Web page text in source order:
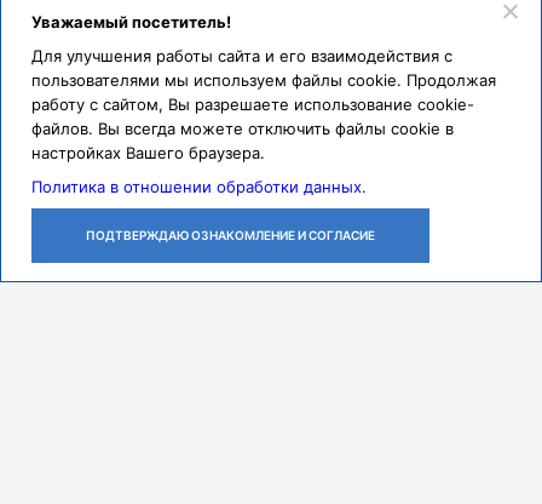
КАБИНЕТ
ЗАЯВКУ
Уважаемый посетитель!
Для улучшения работы сайта и его взаимодействия с
пользователями мы используем файлы cookie. Продолжая
работу с сайтом, Вы разрешаете использование cookie-
файлов. Вы всегда можете отключить файлы cookie в
настройках Вашего браузера.
Политика в отношении обработки данных.
ПОДТВЕРЖДАЮ ОЗНАКОМЛЕНИЕ И СОГЛАСИЕ